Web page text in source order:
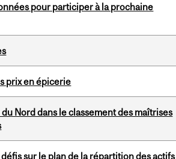
pour participer à la prochaine
prix en épicerie
Nord dans le classement des maîtrises
sur le plan de la répartition des actifs